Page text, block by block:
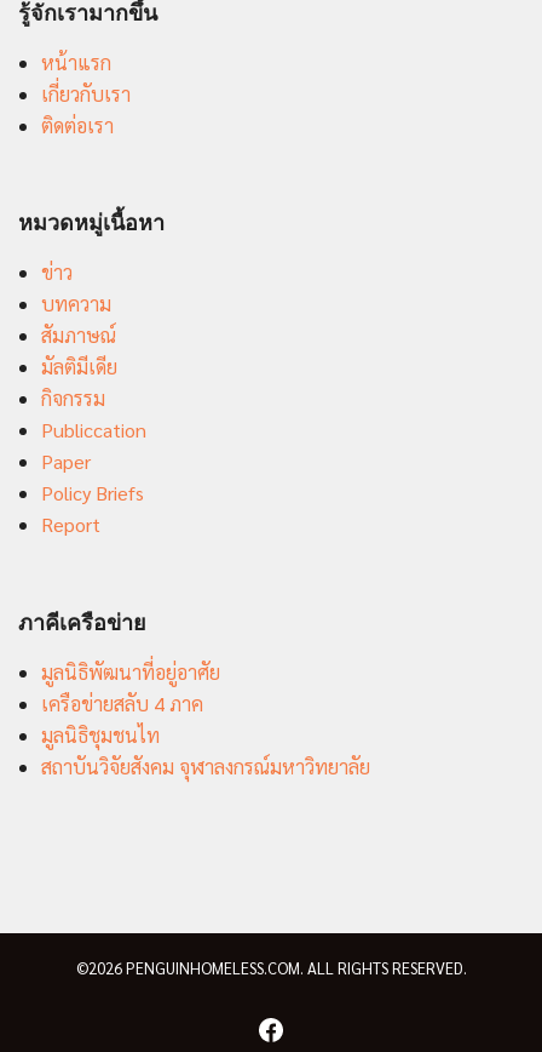
รู้จักเรามากขึ้น
หน้าแรก
เกี่ยวกับเรา
ติดต่อเรา
หมวดหมู่เนื้อหา
ข่าว
บทความ
สัมภาษณ์
มัลติมีเดีย
กิจกรรม
Publiccation
Paper
Policy Briefs
Report
ภาคีเครือข่าย
มูลนิธิพัฒนาที่อยู่อาศัย
เครือข่ายสลับ 4 ภาค
มูลนิธิชุมชนไท
สถาบันวิจัยสังคม จุฬาลงกรณ์มหาวิทยาลัย
©2026 PENGUINHOMELESS.COM. ALL RIGHTS RESERVED.